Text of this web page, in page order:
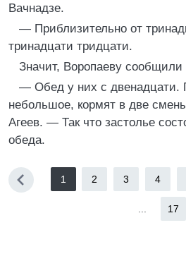
Вачнадзе.
— Приблизительно от
тринадцати тридцати.
Значит, Воропаеву
— Обед у них с двенадцати.
небольшое, кормят в две
Агеев. — Так что застолье
обеда.
1 2 3 4
17